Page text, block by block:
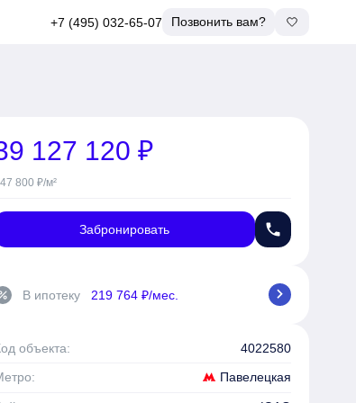
+7 (495) 032-65-07 Позвонить вам?
127 120 ₽
800 ₽/м²
Забронировать phone
В ипотеку 219 764 ₽/мес. chevron_right
объекта: 4022580
Павелецкая